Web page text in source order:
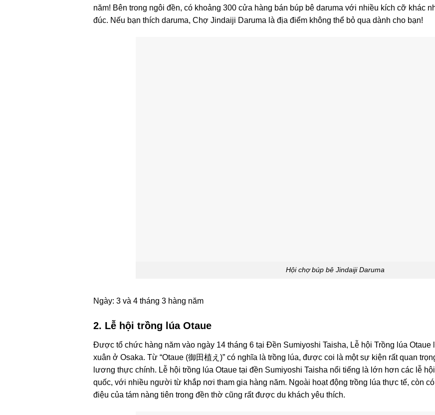
năm! Bên trong ngôi đền, có khoảng 300 cửa hàng bán búp bê daruma với nhiều kích cỡ khác
đúc. Nếu bạn thích daruma, Chợ Jindaiji Daruma là địa điểm không thể bỏ qua dành cho bạn!
Hội chợ búp bê Jindaiji Daruma
Ngày: 3 và 4 tháng 3 hàng năm
2. Lễ hội trồng lúa Otaue
Được tổ chức hàng năm vào ngày 14 tháng 6 tại Đền Sumiyoshi Taisha, Lễ hội Trồng lúa Otaue
xuân ở Osaka. Từ “Otaue (御田植え)” có nghĩa là trồng lúa, được coi là một sự kiện rất quan
lương thực chính. Lễ hội trồng lúa Otaue tại đền Sumiyoshi Taisha nổi tiếng là lớn hơn các lễ
quốc, với nhiều người từ khắp nơi tham gia hàng năm. Ngoài hoạt động trồng lúa thực tế, còn
điệu của tám nàng tiên trong đền thờ cũng rất được du khách yêu thích.